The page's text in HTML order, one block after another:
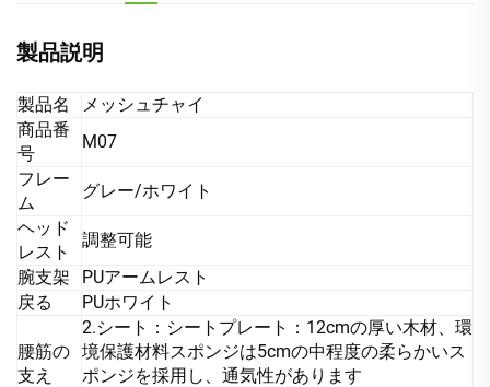
製品説明
製品名
メッシュチャイ
商品番
号
M07
フレー
ム
グレー/ホワイト
ヘッド
レスト
調整可能
腕支架
PUアームレスト
戻る
PUホワイト
腰筋の
支え
2.シート：シートプレート：12cmの厚い木材、環
境保護材料スポンジは5cmの中程度の柔らかいス
ポンジを採用し、通気性があります